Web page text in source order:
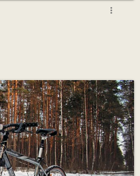
more_vert